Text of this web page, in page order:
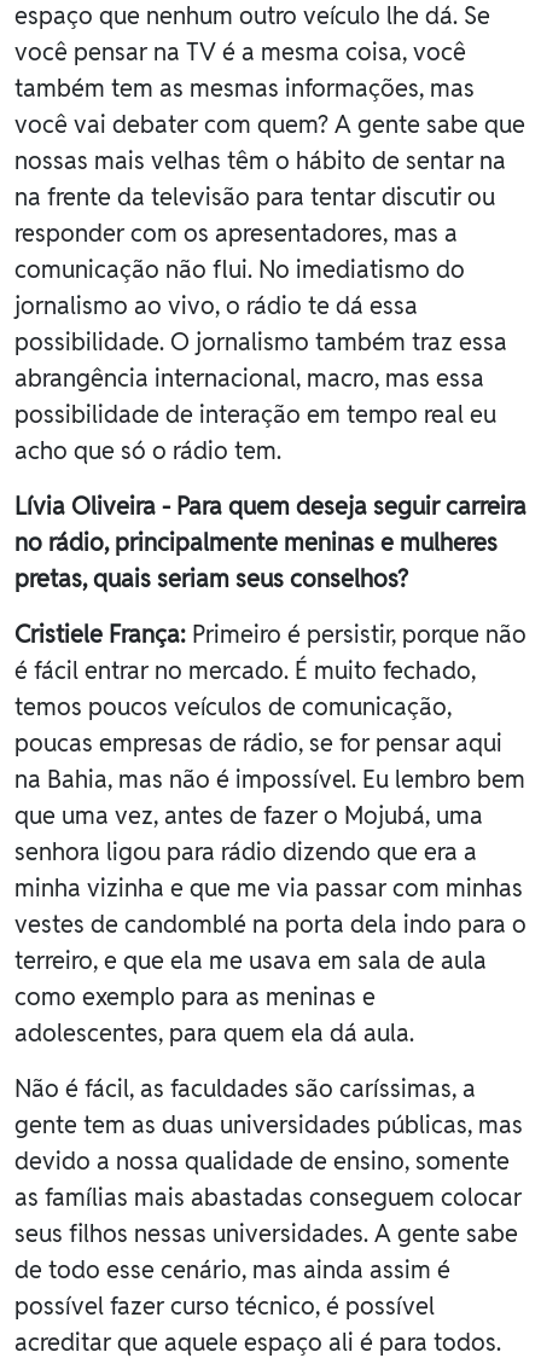
espaço que nenhum outro veículo lhe dá. Se
você pensar na TV é a mesma coisa, você
também tem as mesmas informações, mas
você vai debater com quem? A gente sabe que
nossas mais velhas têm o hábito de sentar na
na frente da televisão para tentar discutir ou
responder com os apresentadores, mas a
comunicação não flui. No imediatismo do
jornalismo ao vivo, o rádio te dá essa
possibilidade. O jornalismo também traz essa
abrangência internacional, macro, mas essa
possibilidade de interação em tempo real eu
acho que só o rádio tem.
Lívia Oliveira - Para quem deseja seguir carreira
no rádio, principalmente meninas e mulheres
pretas, quais seriam seus conselhos?
Cristiele França: Primeiro é persistir, porque não
é fácil entrar no mercado. É muito fechado,
temos poucos veículos de comunicação,
poucas empresas de rádio, se for pensar aqui
na Bahia, mas não é impossível. Eu lembro bem
que uma vez, antes de fazer o Mojubá, uma
senhora ligou para rádio dizendo que era a
minha vizinha e que me via passar com minhas
vestes de candomblé na porta dela indo para o
terreiro, e que ela me usava em sala de aula
como exemplo para as meninas e
adolescentes, para quem ela dá aula.
Não é fácil, as faculdades são caríssimas, a
gente tem as duas universidades públicas, mas
devido a nossa qualidade de ensino, somente
as famílias mais abastadas conseguem colocar
seus filhos nessas universidades. A gente sabe
de todo esse cenário, mas ainda assim é
possível fazer curso técnico, é possível
acreditar que aquele espaço ali é para todos.